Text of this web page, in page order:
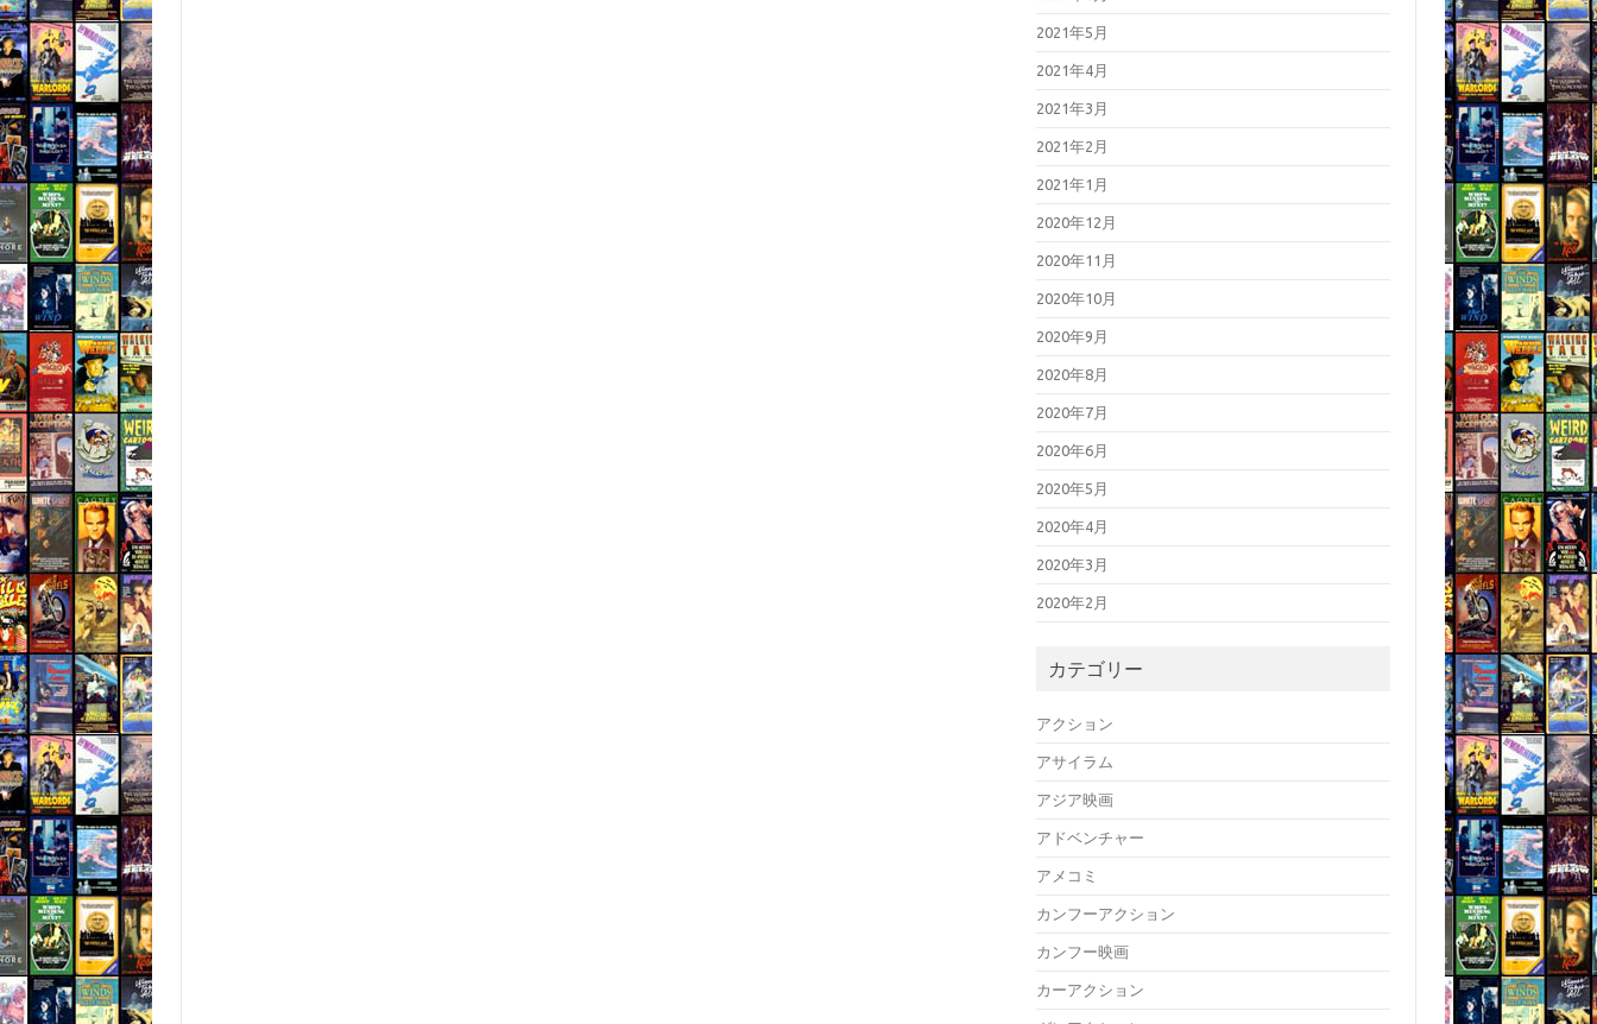
2021年5月
2021年4月
2021年3月
2021年2月
2021年1月
2020年12月
2020年11月
2020年10月
2020年9月
2020年8月
2020年7月
2020年6月
2020年5月
2020年4月
2020年3月
2020年2月
カテゴリー
アクション
アサイラム
アジア映画
アドベンチャー
アメコミ
カンフーアクション
カンフー映画
カーアクション